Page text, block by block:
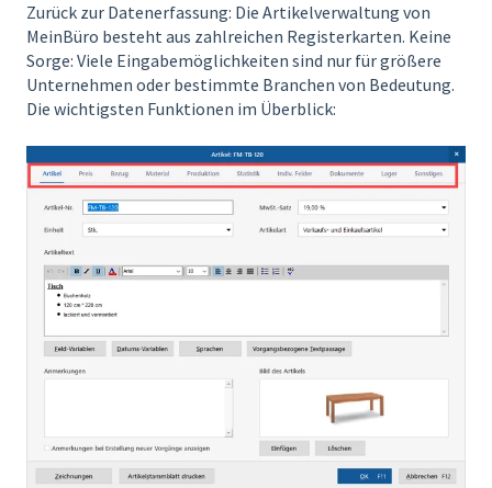
Zurück zur Datenerfassung: Die Artikelverwaltung von
MeinBüro besteht aus zahlreichen Registerkarten. Keine
Sorge: Viele Eingabemöglichkeiten sind nur für größere
Unternehmen oder bestimmte Branchen von Bedeutung.
Die wichtigsten Funktionen im Überblick: